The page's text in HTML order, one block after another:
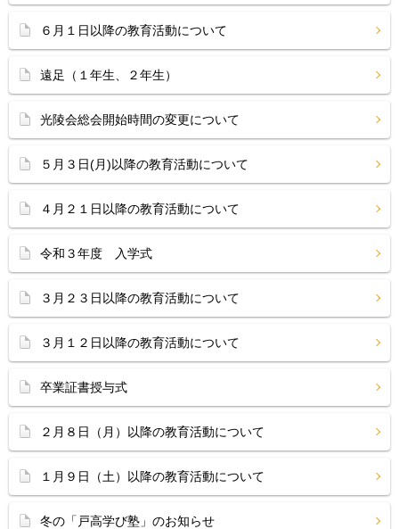
６月１日以降の教育活動について
遠足（１年生、２年生）
光陵会総会開始時間の変更について
５月３日(月)以降の教育活動について
４月２１日以降の教育活動について
令和３年度 入学式
３月２３日以降の教育活動について
３月１２日以降の教育活動について
卒業証書授与式
２月８日（月）以降の教育活動について
１月９日（土）以降の教育活動について
冬の「戸高学び塾」のお知らせ